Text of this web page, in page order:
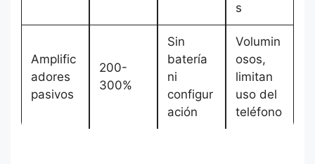
s
Amplific
adores
pasivos
200-
300%
Sin
batería
ni
configur
ación
Volumin
osos,
limitan
uso del
teléfono